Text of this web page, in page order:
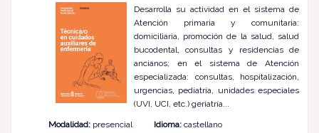
Desarrolla su actividad en el sistema de
Atención primaria y comunitaria:
domiciliaria, promoción de la salud, salud
bucodental, consultas y residencias de
ancianos; en el sistema de Atención
especializada: consultas, hospitalización,
urgencias, pediatría, unidades especiales
(UVI, UCI, etc.) geriatría...
Modalidad: presencial Idioma: castellano